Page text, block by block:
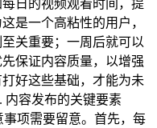
日的视频观看时间，提
是一个高粘性的用户，
关重要；一周后就可以
保证内容质量，以增强
好这些基础，才能为未
内容发布的关键要素
项需要留意。首先，每